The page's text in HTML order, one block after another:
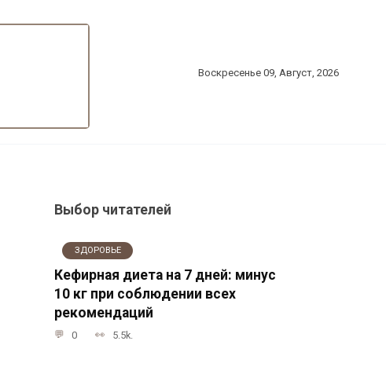
Воскресенье 09, Август, 2026
Выбор читателей
ЗДОРОВЬЕ
Кефирная диета на 7 дней: минус
10 кг при соблюдении всех
рекомендаций
0 5.5k.